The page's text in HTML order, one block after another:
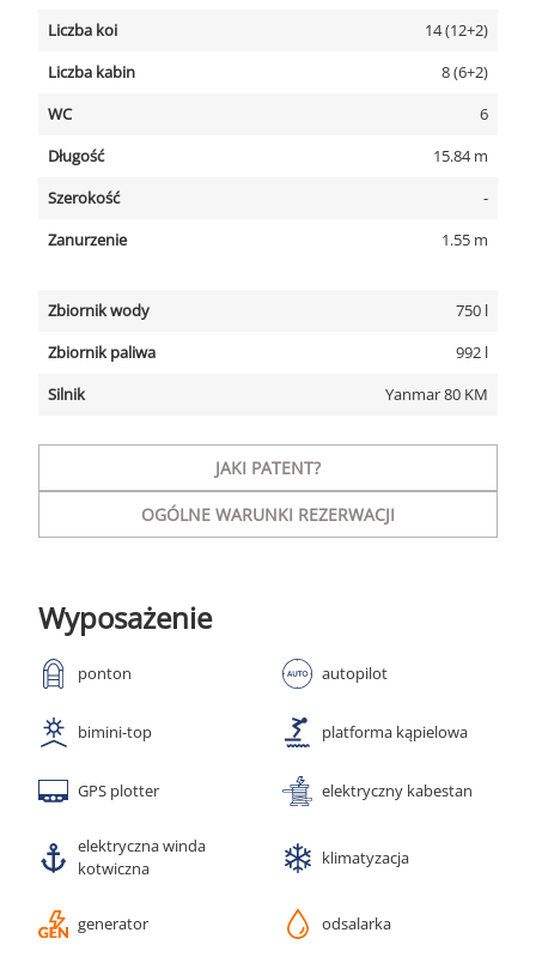
Liczba koi
14 (12+2)
Liczba kabin
8 (6+2)
WC
6
Długość
15.84 m
Szerokość
-
Zanurzenie
1.55 m
Zbiornik wody
750 l
Zbiornik paliwa
992 l
Silnik
Yanmar 80 KM
JAKI PATENT?
OGÓLNE WARUNKI REZERWACJI
Wyposażenie
ponton autopilot
bimini-top platforma kąpielowa
GPS plotter elektryczny kabestan
elektryczna winda
kotwiczna
klimatyzacja
generator odsalarka